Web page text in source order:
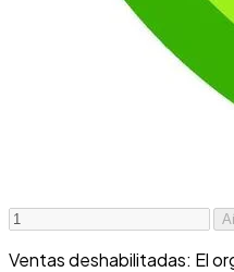
Ventas deshabilitadas: El